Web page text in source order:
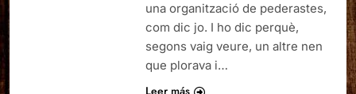
una organització de pederastes,
com dic jo. I ho dic perquè,
segons vaig veure, un altre nen
que plorava i…